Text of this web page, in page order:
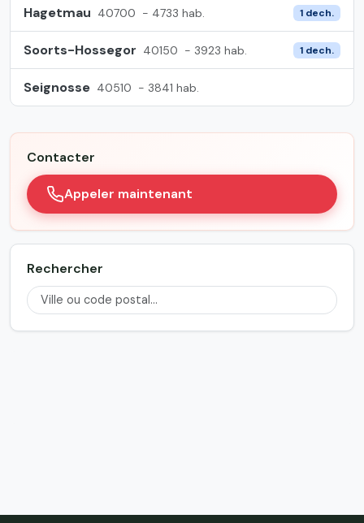
Hagetmau 40700 - 4733 hab. 1 dech.
Soorts-Hossegor 40150 - 3923 hab. 1 dech.
Seignosse 40510 - 3841 hab.
Contacter
Appeler maintenant
Rechercher